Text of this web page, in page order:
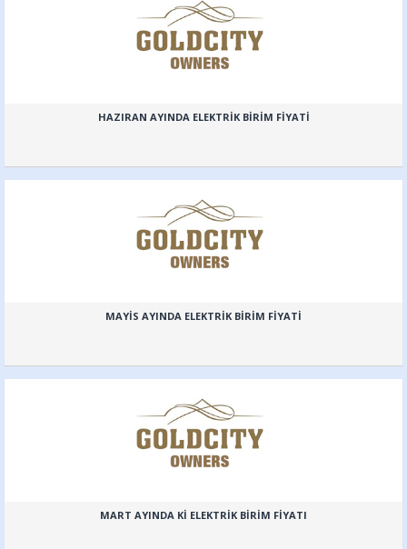
HAZIRAN AYINDA ELEKTRİK BİRİM FİYATİ
MAYİS AYINDA ELEKTRİK BİRİM FİYATİ
MART AYINDA Kİ ELEKTRİK BİRİM FİYATI